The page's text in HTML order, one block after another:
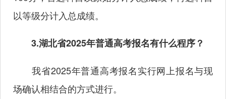
以等级分计入总成绩。
3.湖北省2025年普通高考报名有什么程序？
我省2025年普通高考报名实行网上报名与现
场确认相结合的方式进行。